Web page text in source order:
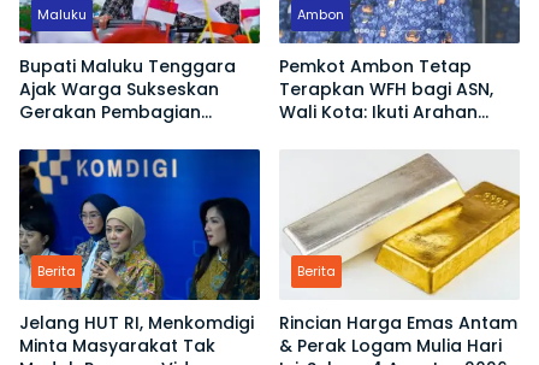
Maluku
Bupati Maluku Tenggara
Ajak Warga Sukseskan
Gerakan Pembagian
Ambon
Pemkot Ambon Tetap
Terapkan WFH bagi ASN,
Wali Kota: Ikuti Arahan
Berita
Jelang HUT RI, Menkomdigi
Minta Masyarakat Tak
Berita
Rincian Harga Emas Antam
& Perak Logam Mulia Hari